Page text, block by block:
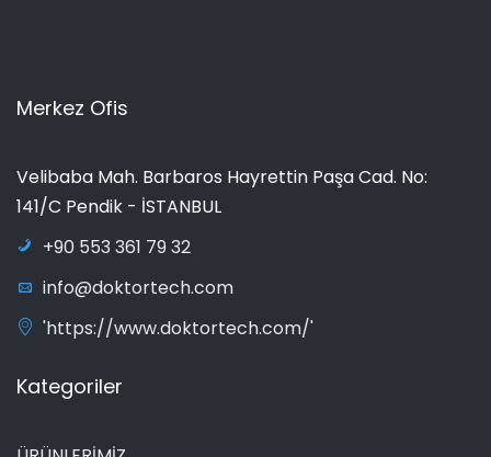
Merkez Ofis
Velibaba Mah. Barbaros Hayrettin Paşa Cad. No:
141/C Pendik - İSTANBUL
+90 553 361 79 32
info@doktortech.com
'https://www.doktortech.com/'
Kategoriler